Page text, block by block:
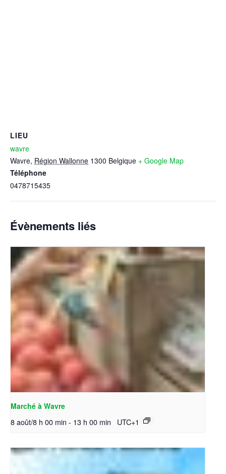
LIEU
wavre
Wavre, Région Wallonne 1300 Belgique + Google Map
Téléphone
0478715435
Évènements liés
Marché à Wavre
8 août/8 h 00 min - 13 h 00 min UTC+1